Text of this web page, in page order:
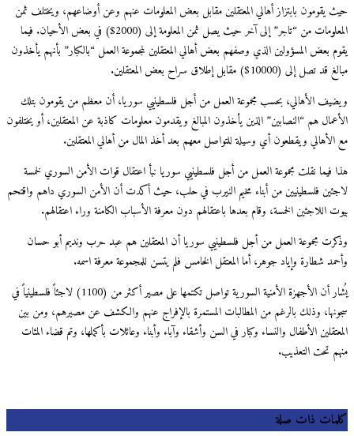
حيث يقومون بابتزاز أهالي المعتقلين مقابل بعض المعلومات عنهم وعن أوضاعهم، ويختلف ثمن
المعلومات من “تاجر” إلى آخر حيث يصل ثمن المعلومة إلى (2000$) في بعض الأحيان. فيما
يقوم بعض المسؤولين الذي وصفهم بعض أهالي المعتقلين لمجموعة العمل “بالكبار” بأنهم يأخذون
مبالغ قد تصل إلى (10000$) مقابل إطلاق سراح بعض المعتقلين.
ويضيف الأهالي، بحسب مجموعة العمل من أجل فلسطينيي سوريا، أن معظم من يقومون بتلك
الأعمال هم “النصابين” الذين يأخذون المبالغ ويقدمون معلومات كاذبة عن المعتقلين، أو يختلفون
مع الأهالي ويقطعون أي وسيلة للتواصل معهم بعد أخذ المال من أهالي المعتقلين.
هذا فيما نقلت مجموعة العمل من أجل فلسطينيي سوريا نبأ اعتقال قوات الأمن السوري لخمسة
لاجئين فلسطينيين من أبناء مخيم النيرب في حلب، حيث أكدت أن الأمن السوري داهم واقتحم
بيوت اللاجئين الخمسة، وقام بعدها باعتقالهم دون معرفة الأسباب الكامنة وراء اعتقالهم.
وذكرت مجموعة العمل من أجل فلسطينيي سوريا أن المعتقلين هم عبد حرب ونديم أبو حسان
وأحمد شطارة وإياد جوهر، أما المعتقل الخامس فلم يتسن للمجموعة معرفة اسمه.
يُشار أن الأجهزة الأمنية السورية تواصل تكتمها على مصير أكثر من (1100) لاجئاً فلسطينياً في
سجونها، وذلك بالرغم من المطالبات المستمرة بالإفراج عنهم والكشف عن مصيرهم، ومن بين
المعتقلين الأطفال والنساء وكبار في السن وأشقاء وآباء وأبناء وعائلات بأكملها، وتم قضاء المئات
منهم تحت التعذيب.
كلمات ذات صلة